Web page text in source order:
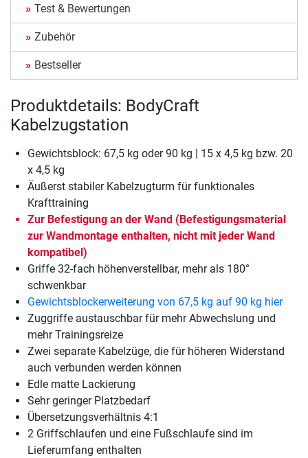
Test & Bewertungen
Zubehör
Bestseller
Produktdetails: BodyCraft
Kabelzugstation
Gewichtsblock: 67,5 kg oder 90 kg | 15 x 4,5 kg bzw. 20
x 4,5 kg
Äußerst stabiler Kabelzugturm für funktionales
Krafttraining
Zur Befestigung an der Wand (Befestigungsmaterial
zur Wandmontage enthalten, nicht mit jeder Wand
kompatibel)
Griffe 32-fach höhenverstellbar, mehr als 180°
schwenkbar
Gewichtsblockerweiterung von 67,5 kg auf 90 kg hier
Zuggriffe austauschbar für mehr Abwechslung und
mehr Trainingsreize
Zwei separate Kabelzüge, die für höheren Widerstand
auch verbunden werden können
Edle matte Lackierung
Sehr geringer Platzbedarf
Übersetzungsverhältnis 4:1
2 Griffschlaufen und eine Fußschlaufe sind im
Lieferumfang enthalten